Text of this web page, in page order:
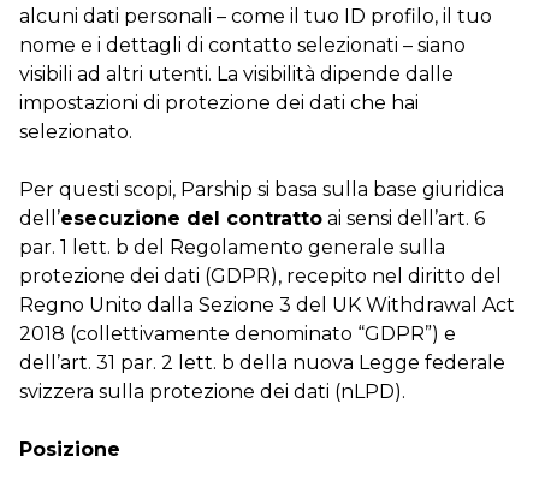
alcuni dati personali – come il tuo ID profilo, il tuo
nome e i dettagli di contatto selezionati – siano
visibili ad altri utenti. La visibilità dipende dalle
impostazioni di protezione dei dati che hai
selezionato.
Per questi scopi, Parship si basa sulla base giuridica
dell’esecuzione del contratto ai sensi dell’art. 6
par. 1 lett. b del Regolamento generale sulla
protezione dei dati (GDPR), recepito nel diritto del
Regno Unito dalla Sezione 3 del UK Withdrawal Act
2018 (collettivamente denominato “GDPR”) e
dell’art. 31 par. 2 lett. b della nuova Legge federale
svizzera sulla protezione dei dati (nLPD).
Posizione